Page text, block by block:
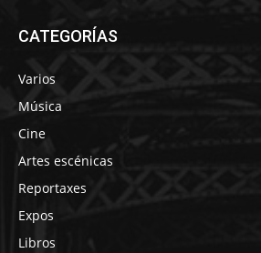
CATEGORÍAS
Varios
Música
Cine
Artes escénicas
Reportaxes
Expos
Libros